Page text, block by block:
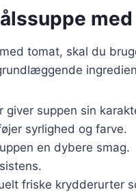
tomat, skal du
giver suppen sin
syrlighed og farve.
en dybere smag.
friske krydderurter